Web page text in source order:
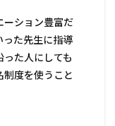
ーション豊富だ
った先生に指導
た人にしても
制度を使うこと